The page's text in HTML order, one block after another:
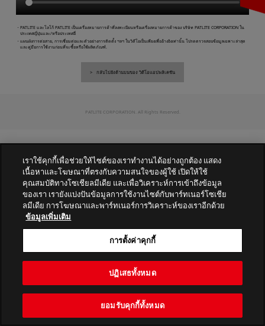
・PATLITE และโลโก้ PATLITE เป็นเครื่องหมายการค้าที่ลงทะเบียนหรือเครื่องหมายการค้าของ บริษัท PATLITE CORPORATION ใน
ประเทศญี่ปุ่นและ/หรือประเทศอื่
・แผนผังการต่อสาย, การเชื่อมต่อและตัวอย่างการติดตั้ง ฯลฯ ในวิดีโอเป็นเพียงเพื่ออ้างอิงเท่านั้น โปรดตรวจสอบข้อมูลเฉพาะล่าสุด
และคู่มือการใช้งานก่อนที่จะซื้อหรือใช้ผลิตภัณฑ์.
กลับไปยังด้านบนของ วิดีโอแอปพลิเคชัน
PATLITE CORPORATION. All Rights Reserved.
เราใช้คุกกี้เพื่อช่วยให้ไซต์ของเราทำงานได้อย่างถูกต้อง แสดง
เนื้อหาและโฆษณาที่ตรงกับความสนใจของผู้ใช้ เปิดให้ใช้
คุณสมบัติทางโซเชียลมีเดีย และเพื่อวิเคราะห์การเข้าถึงข้อมูล
ของเรา เรายังแบ่งปันข้อมูลการใช้งานไซต์กับพาร์ทเนอร์โซเชีย
ลมีเดีย การโฆษณาและพาร์ทเนอร์การวิเคราะห์ของเราอีกด้วย
ข้อมูลเพิ่มเติม
การตั้งค่าคุกกี้
ปฏิเสธทั้งหมด
ยอมรับคุกกี้ทั้งหมด